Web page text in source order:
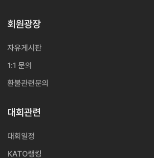
회원광장
자유게시판
1:1 문의
환불관련문의
대회관련
대회일정
KATO랭킹